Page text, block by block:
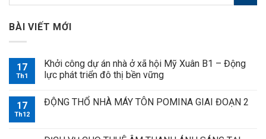
BÀI VIẾT MỚI
17
Th1
Khởi công dự án nhà ở xã hội Mỹ Xuân B1 – Động
lực phát triển đô thị bền vững
17
Th12
ĐỘNG THỔ NHÀ MÁY TÔN POMINA GIAI ĐOẠN 2